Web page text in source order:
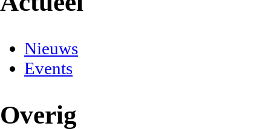
Nieuws
Events
Overig